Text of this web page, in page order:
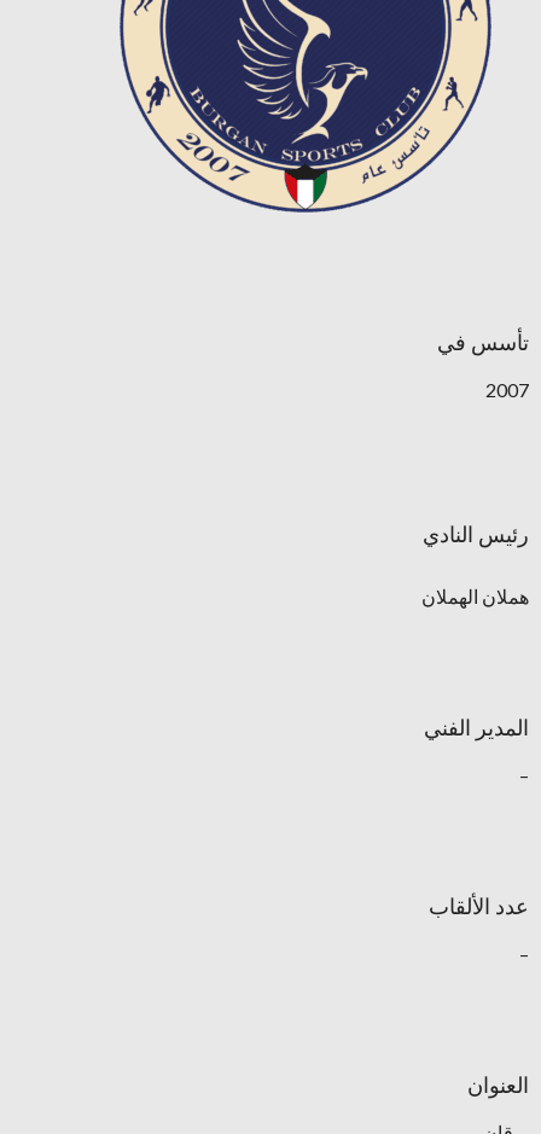
تأسس في
2007
رئيس النادي
هملان الهملان
المدير الفني
–
عدد الألقاب
–
العنوان